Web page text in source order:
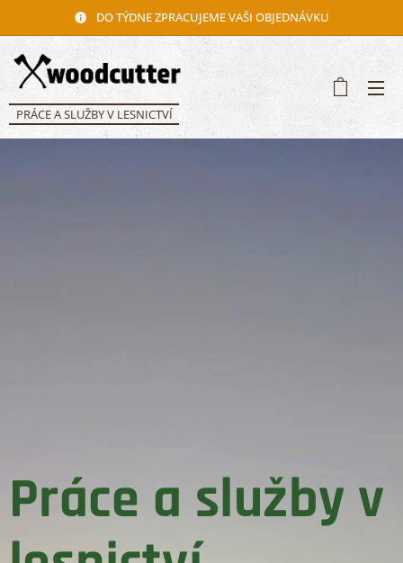
DO TÝDNE ZPRACUJEME VAŠI OBJEDNÁVKU
PRÁCE A SLUŽBY V LESNICTVÍ
Práce a služby v